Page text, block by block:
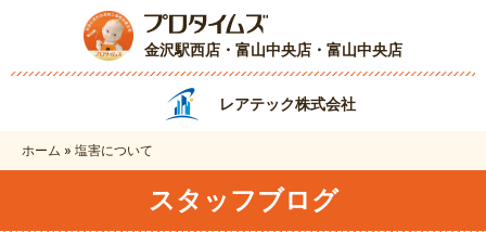
金沢駅西店・富山中央店 ・富山中央店
レアテック株式会社
ホーム » 塩害について
スタッフブログ